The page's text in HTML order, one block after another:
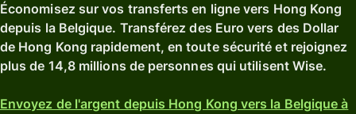
Économisez sur vos transferts en ligne vers Hong Kong
depuis la Belgique. Transférez des Euro vers des Dollar
de Hong Kong rapidement, en toute sécurité et rejoignez
plus de 14,8 millions de personnes qui utilisent Wise.
Envoyez de l'argent depuis Hong Kong vers la Belgique à